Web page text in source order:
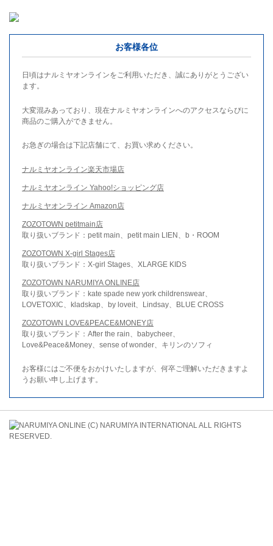
お客様各位
日頃はナルミヤオンラインをご利用いただき、誠にありがとうござい
ます。
大変混みあっており、現在ナルミヤオンラインへのアクセスならびに
商品のご購入ができません。
お急ぎの場合は下記店舗にて、お買い求めください。
ナルミヤオンライン楽天市場店
ナルミヤオンライン Yahoo!ショッピング店
ナルミヤオンライン Amazon店
ZOZOTOWN petitmain店
取り扱いブランド：petit main、petit main LIEN、b・ROOM
ZOZOTOWN X-girl Stages店
取り扱いブランド：X-girl Stages、XLARGE KIDS
ZOZOTOWN NARUMIYA ONLINE店
取り扱いブランド：kate spade new york childrenswear、
LOVETOXIC、kladskap、by loveit、Lindsay、BLUE CROSS
ZOZOTOWN LOVE&PEACE&MONEY店
取り扱いブランド：After the rain、babycheer、
Love&Peace&Money、sense of wonder、キリンのソフィ
お客様にはご不便をおかけいたしますが、何卒ご理解いただきますよ
うお願い申し上げます。